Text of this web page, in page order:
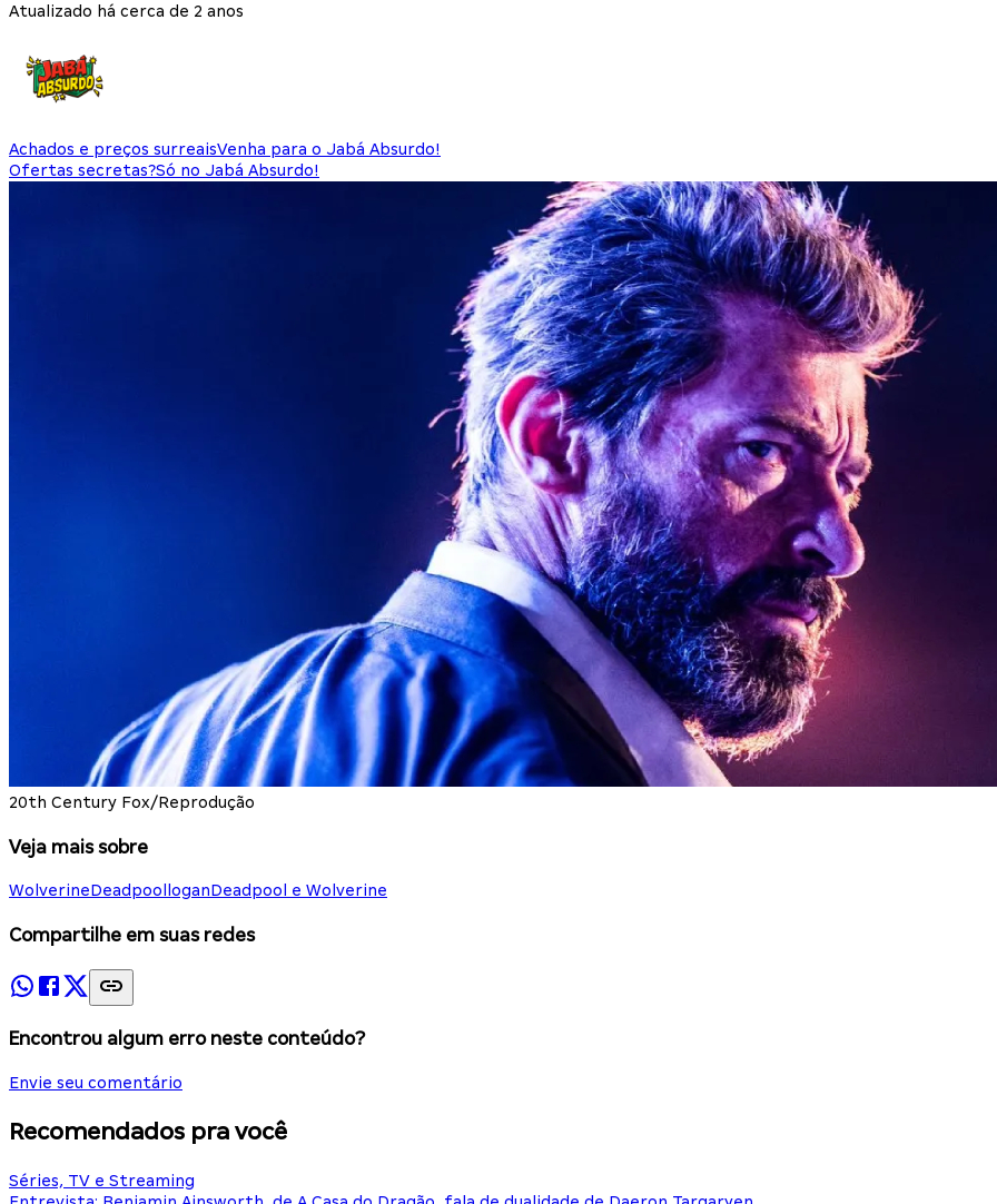
Atualizado há cerca de 2 anos
Achados e preços surreaisVenha para o Jabá Absurdo!
Ofertas secretas?Só no Jabá Absurdo!
20th Century Fox/Reprodução
Veja mais sobre
WolverineDeadpool loganDeadpool e Wolverine
Compartilhe em suas redes
Encontrou algum erro neste conteúdo?
Envie seu comentário
Recomendados pra você
Séries, TV e Streaming